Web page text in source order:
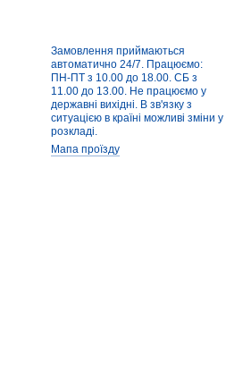
Замовлення приймаються
автоматично 24/7. Працюємо:
ПН-ПТ з 10.00 до 18.00. СБ з
11.00 до 13.00. Не працюємо у
державні вихідні. В зв'язку з
ситуацією в країні можливі зміни у
розкладі.
Мапа проїзду